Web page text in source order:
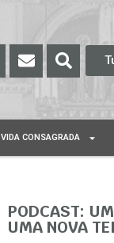
VIDA CONSAGRADA
PODCAST:
UMA NOVA